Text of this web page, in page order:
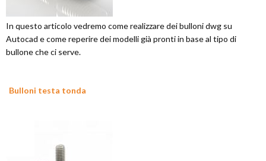
In questo articolo vedremo come realizzare dei bulloni dwg su
Autocad e come reperire dei modelli già pronti in base al tipo di
bullone che ci serve.
Bulloni testa tonda